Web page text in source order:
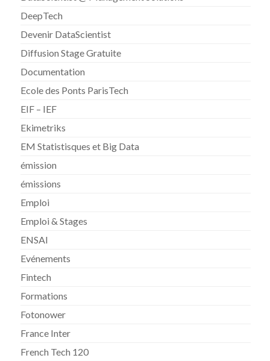
DeepTech
Devenir DataScientist
Diffusion Stage Gratuite
Documentation
Ecole des Ponts ParisTech
EIF – IEF
Ekimetriks
EM Statistisques et Big Data
émission
émissions
Emploi
Emploi & Stages
ENSAI
Evénements
Fintech
Formations
Fotonower
France Inter
French Tech 120